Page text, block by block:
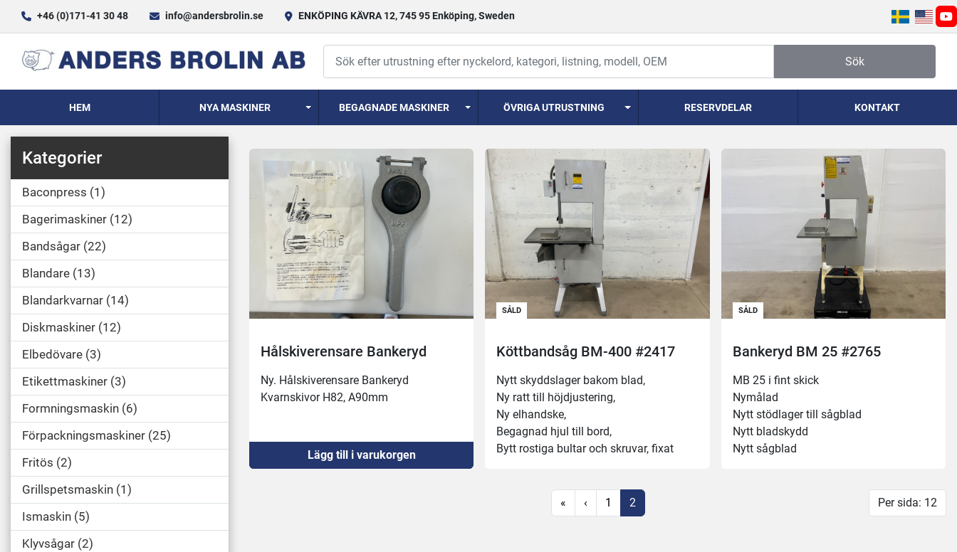
+46 (0)171-41 30 48 info@andersbrolin.se ENKÖPING KÄVRA 12, 745 95 Enköping, Sweden
Sök
HEM NYA MASKINER BEGAGNADE MASKINER ÖVRIGA UTRUSTNING RESERVDELAR KONTAKT
Kategorier
Baconpress 1
Bagerimaskiner 12
Bandsågar 22
Blandare 13
Blandarkvarnar 14
Diskmaskiner 12
Elbedövare 3
Etikettmaskiner 3
Formningsmaskin 6
Förpackningsmaskiner 25
Fritös 2
Grillspetsmaskin 1
Ismaskin 5
Klyvsågar 2
Hålskiverensare Bankeryd
Ny. Hålskiverensare Bankeryd
Kvarnskivor H82, A90mm
Lägg till i varukorgen
SÅLD
Köttbandsåg BM-400 #2417
Nytt skyddslager bakom blad,
Ny ratt till höjdjustering,
Ny elhandske,
Begagnad hjul till bord,
Bytt rostiga bultar och skruvar, fixat
Fixat bladspännare, riktat
motorjusteringsarm,
SÅLD
Bankeryd BM 25 #2765
MB 25 i fint skick
Nymålad
Nytt stödlager till sågblad
Nytt bladskydd
Nytt sågblad
« ‹ 1 2 Per sida: 12